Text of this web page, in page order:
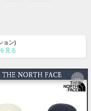
ョン)
見る